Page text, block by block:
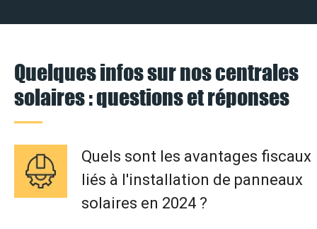
Quelques infos sur nos centrales
solaires : questions et réponses
Quels sont les avantages fiscaux
liés à l'installation de panneaux
solaires en 2024 ?